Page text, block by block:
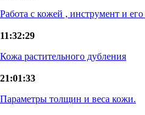
Работа с кожей , инструмент и
11:32:29
Кожа растительного дубления
21:01:33
Параметры толщин и веса кожи.